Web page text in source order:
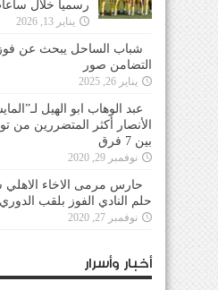
رسمياً خلال
يناير 13, 2026
شباب الساحل يبحث عن
التضامن صور
يناير 26, 2025
عبد الوهاب ابو الهيل
الأنصار أكثر المتضررين من
بين 7 فرق
نوفمبر 29, 2020
حارس مرمى الاخاء الاهلي
حلم النادي الفوز بلقب الدوري
نوفمبر 27, 2020
أخبار وأسرار